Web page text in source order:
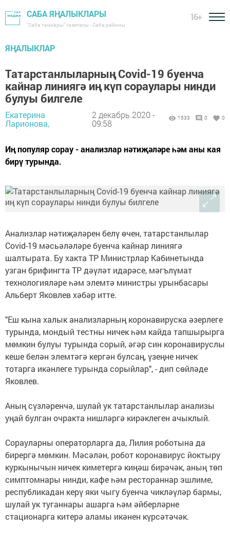
САБА ЯҢАЛЫКЛАРЫ
"Саба таңнары" газетасы - Саба районы
16+
ЯҢАЛЫКЛАР
Татарстанлыларның Covid-19 буенча
кайнар линиягә иң күп сораулары нинди
булуы билгеле
Екатерина
Ларионова,
2 декабрь 2020 -
09:58
1533 0 0
Иң популяр сорау - анализлар нәтиҗәләре һәм аны кая
бирү турында.
Анализлар нәтиҗәләрен белү өчен, татарстанлылар
Covid-19 мәсьәләләре буенча кайнар линиягә
шалтырата. Бу хакта ТР Министрлар Кабинетында
узган брифингта ТР дәүләт идарәсе, мәгълүмат
технологияләре һәм элемтә министры урынбасары
Альберт Яковлев хәбәр итте.
"Еш кына халык анализларның коронавируска әзерлеге
турында, мондый тестны ничек һәм кайда тапшырырга
мөмкин булуы турында сорый, әгәр син коронавируслы
кеше белән элемтәгә кергән булсаң, үзеңне ничек
тотарга икәнлеге турында сорыйлар", - дип сөйләде
Яковлев.
Аның сүзләренчә, шулай ук татарстанлылар анализы
уңай булган очракта нишләргә кирәклеген ачыклый.
Сорауларны операторларга да, Лилия роботына да
бирергә мөмкин. Мәсәлән, робот коронавирус йоктыру
куркынычын ничек киметергә киңәш бирәчәк, аның төп
симптомнары нинди, кафе һәм рестораннар эшлиме,
республикадан керү яки чыгу буенча чикләүләр бармы,
шулай ук туганнары ашарга һәм әйберләрне
стационарга китерә аламы икәнен күрсәтәчәк.